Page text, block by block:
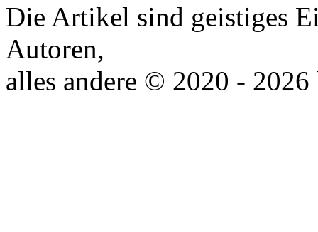
Die Artikel sind geistiges
Autoren,
alles andere © 2020 -